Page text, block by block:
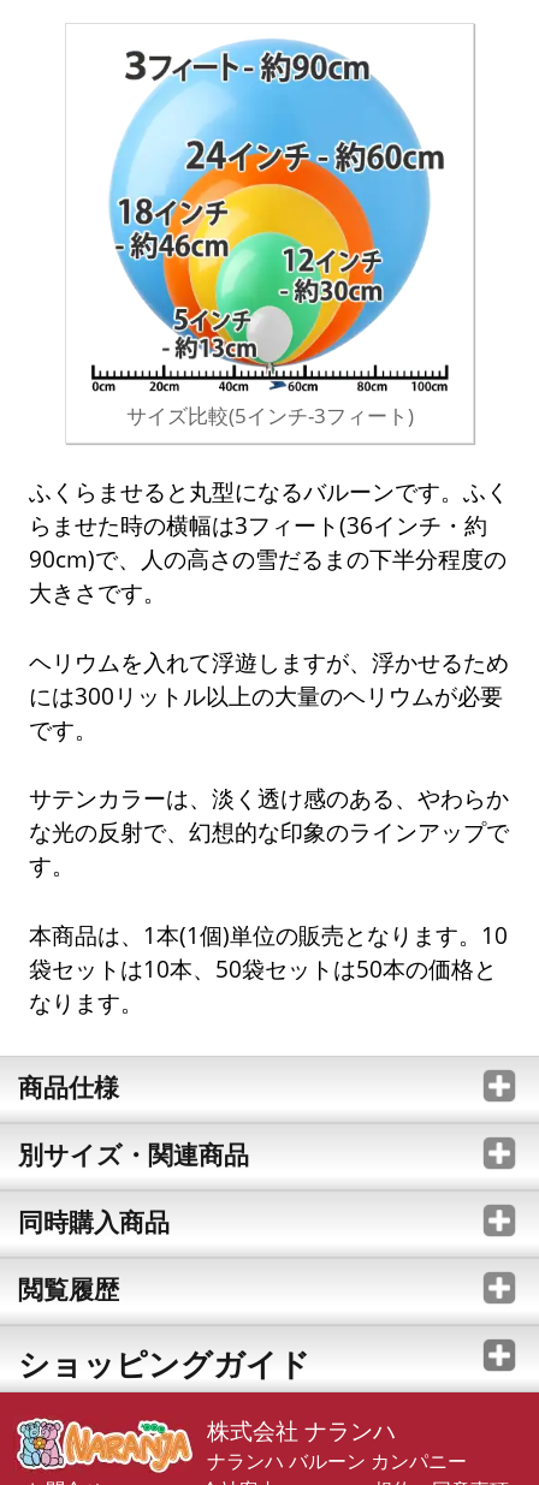
サイズ比較(5インチ-3フィート)
ふくらませると丸型になるバルーンです。ふく
らませた時の横幅は3フィート(36インチ・約
90cm)で、人の高さの雪だるまの下半分程度の
大きさです。
ヘリウムを入れて浮遊しますが、浮かせるため
には300リットル以上の大量のヘリウムが必要
です。
サテンカラーは、淡く透け感のある、やわらか
な光の反射で、幻想的な印象のラインアップで
す。
本商品は、1本(1個)単位の販売となります。10
袋セットは10本、50袋セットは50本の価格と
なります。
商品仕様
別サイズ・関連商品
同時購入商品
閲覧履歴
ショッピングガイド
株式会社 ナランハ
ナランハ バルーン カンパニー